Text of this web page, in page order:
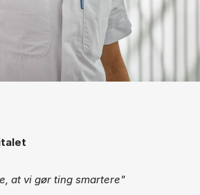
at vi gør ting smartere"